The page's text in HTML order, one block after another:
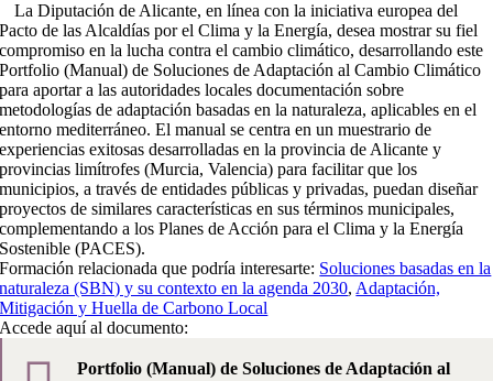
La Diputación de Alicante, en línea con la iniciativa europea del
Pacto de las Alcaldías por el Clima y la Energía, desea mostrar su fiel
compromiso en la lucha contra el cambio climático, desarrollando este
Portfolio (Manual) de Soluciones de Adaptación al Cambio Climático
para aportar a las autoridades locales documentación sobre
metodologías de adaptación basadas en la naturaleza, aplicables en el
entorno mediterráneo. El manual se centra en un muestrario de
experiencias exitosas desarrolladas en la provincia de Alicante y
provincias limítrofes (Murcia, Valencia) para facilitar que los
municipios, a través de entidades públicas y privadas, puedan diseñar
proyectos de similares características en sus términos municipales,
complementando a los Planes de Acción para el Clima y la Energía
Sostenible (PACES).
Formación relacionada que podría interesarte: Soluciones basadas en la
naturaleza (SBN) y su contexto en la agenda 2030, Adaptación,
Mitigación y Huella de Carbono Local
Accede aquí al documento:
Portfolio (Manual) de Soluciones de Adaptación al